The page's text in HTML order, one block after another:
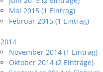
Mai 2015 (1 Eintrag)
Februar 2015 (1 Eintrag)
2014
November 2014 (1 Eintrag)
Oktober 2014 (2 Einträge)